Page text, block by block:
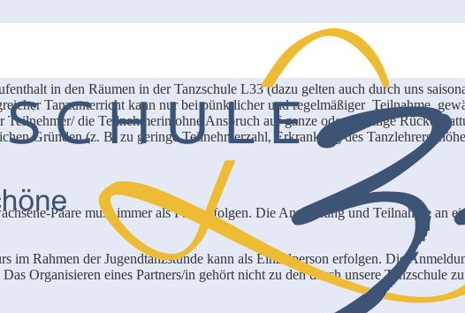
in den Räumen in der Tanzschule L33 (dazu gelten auch durch uns
Tanzunterricht kann nur bei pünktlicher und regelmäßiger Teilnahme
die Teilnehmerin ohne Anspruch auf ganze oder anteilige
Gründen (z. B. zu geringe Teilnehmerzahl, Erkrankung des Tanzlehrers,
Paare muss immer als Paar erfolgen. Die Anmeldung und Teilnahme an
im Rahmen der Jugendtanzstunde kann als Einzelperson erfolgen. Die
Organisieren eines Partners/in gehört nicht zu den durch unsere Tanzschule